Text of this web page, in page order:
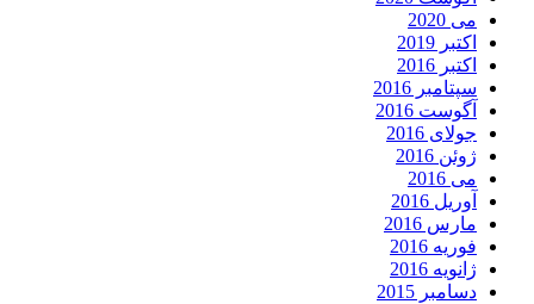
می 2020
اکتبر 2019
اکتبر 2016
سپتامبر 2016
آگوست 2016
جولای 2016
ژوئن 2016
می 2016
آوریل 2016
مارس 2016
فوریه 2016
ژانویه 2016
دسامبر 2015